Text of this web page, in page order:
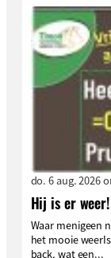
do. 6 aug. 2026
Hij is er
Waar menigeen
het mooie
back, wat een...